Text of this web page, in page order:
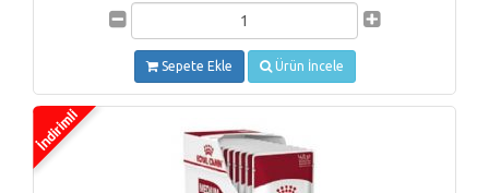
Sepete Ekle Ürün İncele